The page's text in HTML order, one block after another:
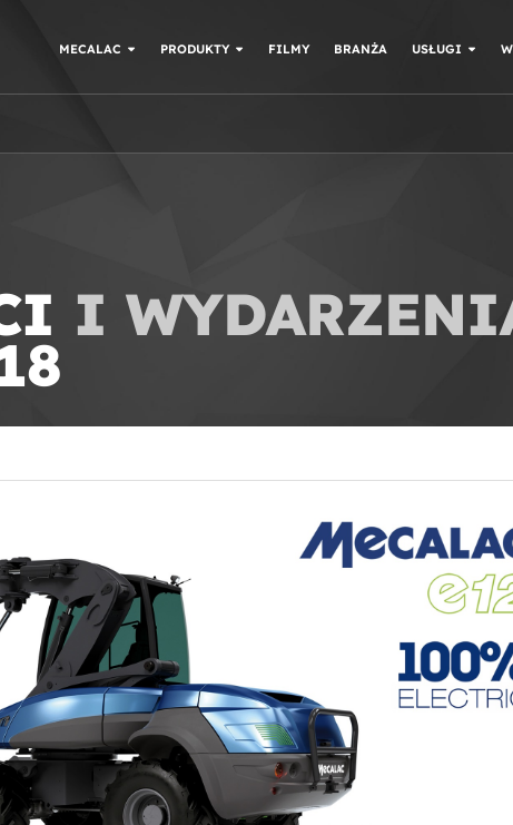
MECALAC PRODUKTY FILMY BRANŻA USŁUGI
I